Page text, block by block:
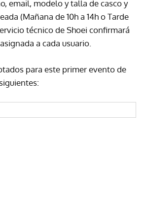
email, modelo y talla de casco y
(Mañana de 10h a 14h o Tarde
técnico de Shoei confirmará
a cada usuario.
para este primer evento de